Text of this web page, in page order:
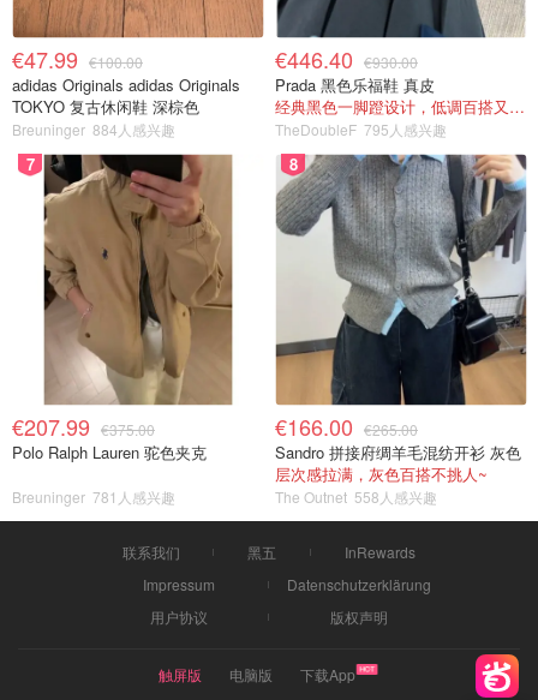
€47.99 €100.00
adidas Originals adidas Originals
TOKYO 复古休闲鞋 深棕色
Breuninger 884人感兴趣
€446.40 €930.00
Prada 黑色乐福鞋 真皮
经典黑色一脚蹬设计，低调百搭又高级
TheDoubleF 795人感兴趣
7
€207.99 €375.00
Polo Ralph Lauren 驼色夹克
Breuninger 781人感兴趣
8
€166.00 €265.00
Sandro 拼接府绸羊毛混纺开衫 灰色
层次感拉满，灰色百搭不挑人~
The Outnet 558人感兴趣
联系我们 黑五
InRewards
Impressum
Datenschutzerklärung
用户协议
版权声明
触屏版 电脑版
下载App